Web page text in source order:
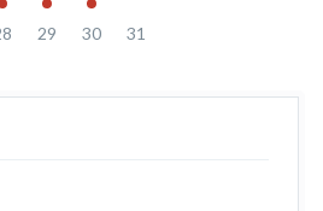
29 30 31